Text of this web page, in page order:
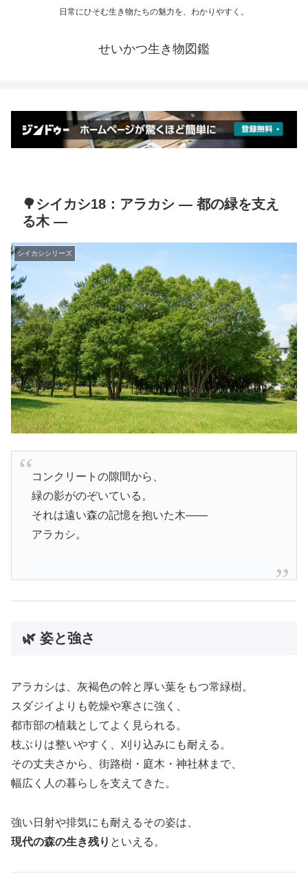
日常にひそむ生き物たちの魅力を、わかりやすく。
せいかつ生き物図鑑
🌳シイカシ18：アラカシ ― 都の緑を支え
る木 ―
シイカシシリーズ
コンクリートの隙間から、
緑の影がのぞいている。
それは遠い森の記憶を抱いた木――
アラカシ。
🌿 姿と強さ
アラカシは、灰褐色の幹と厚い葉をもつ常緑樹。
スダジイよりも乾燥や寒さに強く、
都市部の植栽としてよく見られる。
枝ぶりは整いやすく、刈り込みにも耐える。
その丈夫さから、街路樹・庭木・神社林まで、
幅広く人の暮らしを支えてきた。
強い日射や排気にも耐えるその姿は、
現代の森の生き残り といえる。